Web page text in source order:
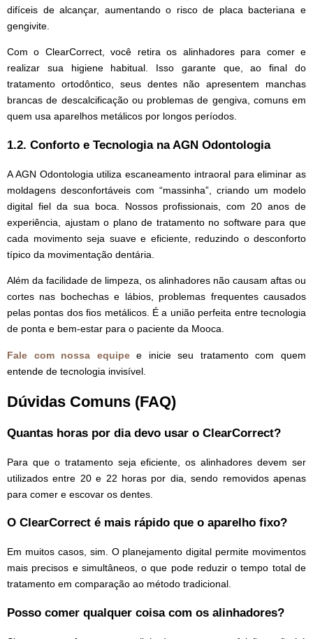
difíceis de alcançar, aumentando o risco de placa bacteriana e
gengivite.
Com o ClearCorrect, você retira os alinhadores para comer e
realizar sua higiene habitual. Isso garante que, ao final do
tratamento ortodôntico, seus dentes não apresentem manchas
brancas de descalcificação ou problemas de gengiva, comuns em
quem usa aparelhos metálicos por longos períodos.
1.2. Conforto e Tecnologia na AGN Odontologia
A AGN Odontologia utiliza escaneamento intraoral para eliminar as
moldagens desconfortáveis com “massinha”, criando um modelo
digital fiel da sua boca. Nossos profissionais, com 20 anos de
experiência, ajustam o plano de tratamento no software para que
cada movimento seja suave e eficiente, reduzindo o desconforto
típico da movimentação dentária.
Além da facilidade de limpeza, os alinhadores não causam aftas ou
cortes nas bochechas e lábios, problemas frequentes causados
pelas pontas dos fios metálicos. É a união perfeita entre tecnologia
de ponta e bem-estar para o paciente da Mooca.
Fale com nossa equipee inicie seu tratamento com quem
entende de tecnologia invisível.
Dúvidas Comuns (FAQ)
Quantas horas por dia devo usar o ClearCorrect?
Para que o tratamento seja eficiente, os alinhadores devem ser
utilizados entre 20 e 22 horas por dia, sendo removidos apenas
para comer e escovar os dentes.
O ClearCorrect é mais rápido que o aparelho fixo?
Em muitos casos, sim. O planejamento digital permite movimentos
mais precisos e simultâneos, o que pode reduzir o tempo total de
tratamento em comparação ao método tradicional.
Posso comer qualquer coisa com os alinhadores?